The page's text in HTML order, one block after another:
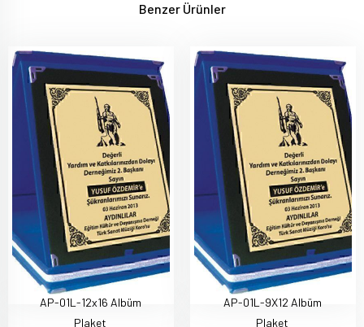
Benzer Ürünler
AP-01L-12x16 Albüm
Plaket
AP-01L-9X12 Albüm
Plaket